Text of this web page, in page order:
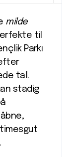
milde
til
Parkı
tal.
stadig